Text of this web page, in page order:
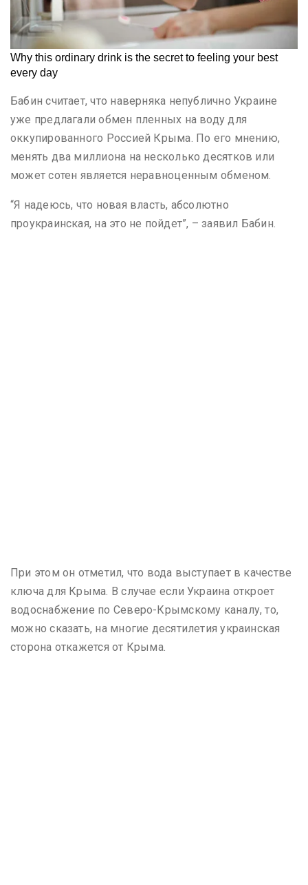
Бабин считает, что наверняка непублично Украине
уже предлагали обмен пленных на воду для
оккупированного Россией Крыма. По его мнению,
менять два миллиона на несколько десятков или
может сотен является неравноценным обменом.
“Я надеюсь, что новая власть, абсолютно
проукраинская, на это не пойдет”, – заявил Бабин.
При этом он отметил, что вода выступает в качестве
ключа для Крыма. В случае если Украина откроет
водоснабжение по Северо-Крымскому каналу, то,
можно сказать, на многие десятилетия украинская
сторона откажется от Крыма.